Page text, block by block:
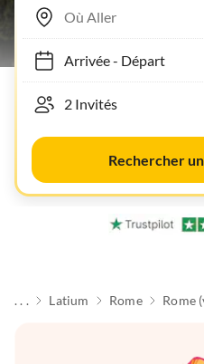
Arrivée- Départ
Rechercher
. . . Latium Rome Rome